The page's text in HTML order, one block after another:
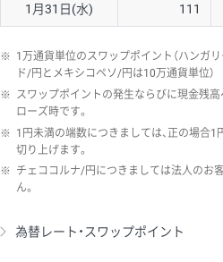
1月31日(水) 111
※ 1万通貨単位のスワップポイント（ハンガ
ド/円とメキシコペソ/円は10万通貨単位）
※ スワップポイントの発生ならびに現金残
ローズ時です。
※ 1円未満の端数につきましては、正の場合1
切り上げます。
※ チェココルナ/円につきましては法人のお
ん。
為替レート・スワップポイント